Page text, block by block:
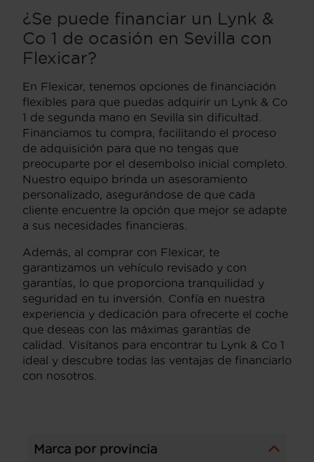
¿Se puede financiar un Lynk &
Co 1 de ocasión en Sevilla con
Flexicar?
En Flexicar, tenemos opciones de financiación
flexibles para que puedas adquirir un Lynk & Co
1 de segunda mano en Sevilla sin dificultad.
Financiamos tu compra, facilitando el proceso
de adquisición para que no tengas que
preocuparte por el desembolso inicial completo.
Nuestro equipo brinda un asesoramiento
personalizado, asegurándose de que cada
cliente encuentre la opción que mejor se adapte
a sus necesidades financieras.
Además, al comprar con Flexicar, te
garantizamos un vehículo revisado y con
garantías, lo que proporciona tranquilidad y
seguridad en tu inversión. Confía en nuestra
experiencia y dedicación para ofrecerte el coche
que deseas con las máximas garantías de
calidad. Visítanos para encontrar tu Lynk & Co 1
ideal y descubre todas las ventajas de financiarlo
con nosotros.
Marca por provincia